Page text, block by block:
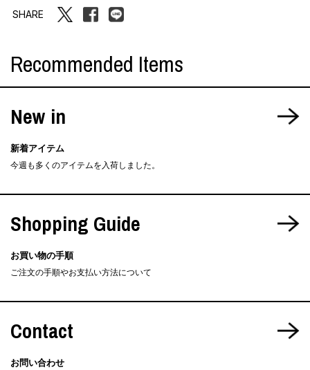
SHARE
Recommended Items
New in
新着アイテム
今週も多くのアイテムを入荷しました。
Shopping Guide
お買い物の手順
ご注文の手順やお支払い方法について
Contact
お問い合わせ